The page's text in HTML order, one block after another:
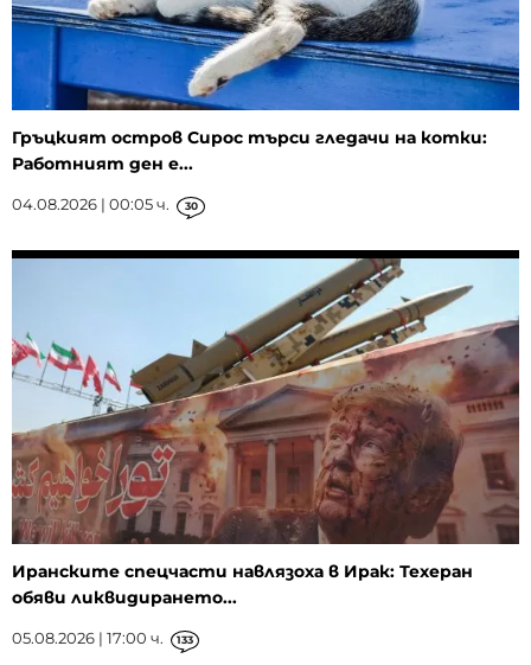
Гръцкият остров Сирос търси гледачи на котки:
Работният ден е...
04.08.2026 | 00:05 ч. 30
Иранските спецчасти навлязоха в Ирак: Техеран
обяви ликвидирането...
05.08.2026 | 17:00 ч. 133